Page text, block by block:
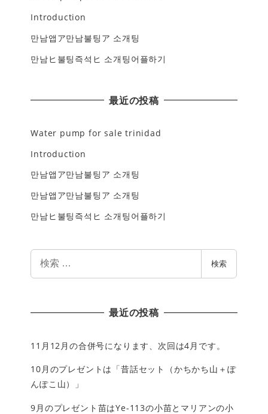
Introduction
만남앱ア만남불팅ア 소개팅
만남ヒ불팅즉석ヒ 소개팅어플하기
最近の投稿
Water pump for sale trinidad
Introduction
만남앱ア만남불팅ア 소개팅
만남앱ア만남불팅ア 소개팅
만남ヒ불팅즉석ヒ 소개팅어플하기
検索
最近の投稿
11月12月の合併号になります、次回は4月です。
10月のプレゼントは「昔話セット（かちかち山＋ぽ
んぽこ山）」
9月のプレゼント苗はYe-113の小苗とマリアンの小